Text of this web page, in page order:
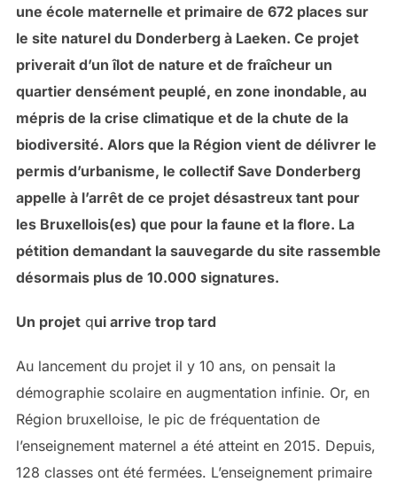
une école maternelle et primaire de 672 places sur
le site naturel du Donderberg à Laeken. Ce projet
priverait d’un îlot de nature et de fraîcheur un
quartier densément peuplé, en zone inondable, au
mépris de la crise climatique et de la chute de la
biodiversité. Alors que la Région vient de délivrer le
permis d’urbanisme, le collectif Save Donderberg
appelle à l’arrêt de ce projet désastreux tant pour
les Bruxellois(es) que pour la faune et la flore. La
pétition demandant la sauvegarde du site rassemble
désormais plus de 10.000 signatures.
Un projetqui arrive trop tard
Au lancement du projet il y 10 ans, on pensait la
démographie scolaire en augmentation infinie. Or, en
Région bruxelloise, le pic de fréquentation de
l’enseignement maternel a été atteint en 2015. Depuis,
128 classes ont été fermées. L’enseignement primaire